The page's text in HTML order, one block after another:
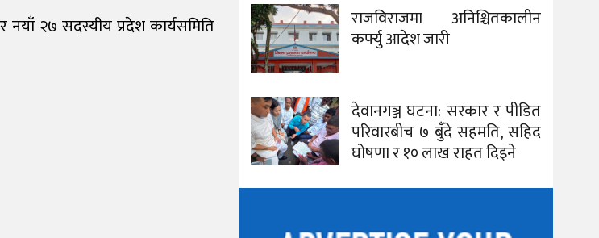
२७ सदस्यीय प्रदेश कार्यसमिति
राजविराजमा अनिश्चितकालीन
कर्फ्यु आदेश जारी
देवानगञ्ज घटना: सरकार र पीडित
परिवारबीच ७ बुँदे सहमति, सहिद
घोषणा र १० लाख राहत दिइने